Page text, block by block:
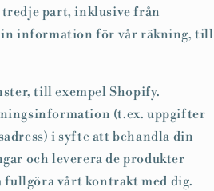
part, inklusive från
in information för vår räkning, till
till exempel Shopify.
(t.ex. uppgifter
i syfte att behandla din
och leverera de produkter
vårt kontrakt med dig.